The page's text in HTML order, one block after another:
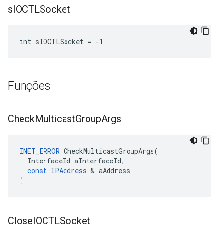
sIOCTLSocket
int sIOCTLSocket = -1
Funções
CheckMulticastGroupArgs
INET_ERROR CheckMulticastGroupArgs(
InterfaceId aInterfaceId,
const IPAddress & aAddress
)
CloseIOCTLSocket